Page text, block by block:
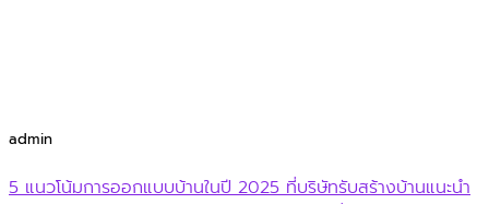
admin
5 แนวโน้มการออกแบบบ้านในปี 2025 ที่บริษัทรับสร้างบ้านแนะนำ